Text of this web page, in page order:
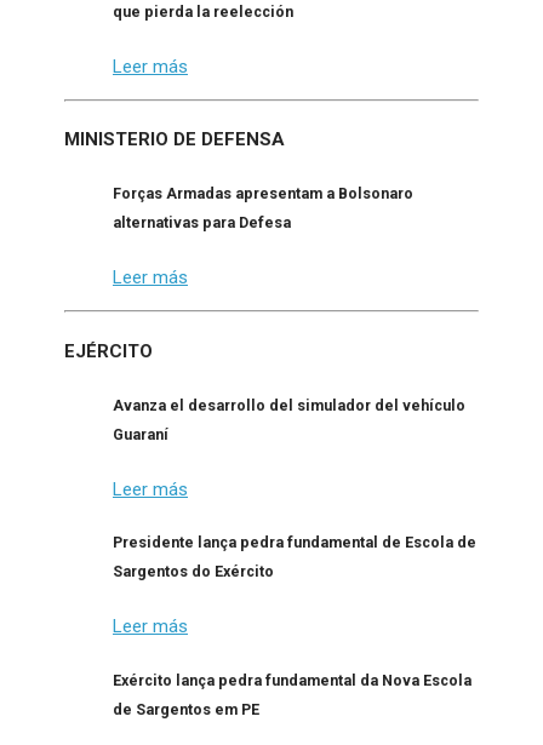
que pierda la reelección
Leer más
MINISTERIO DE DEFENSA
Forças Armadas apresentam a Bolsonaro
alternativas para Defesa
Leer más
EJÉRCITO
Avanza el desarrollo del simulador del vehículo
Guaraní
Leer más
Presidente lança pedra fundamental de Escola de
Sargentos do Exército
Leer más
Exército lança pedra fundamental da Nova Escola
de Sargentos em PE